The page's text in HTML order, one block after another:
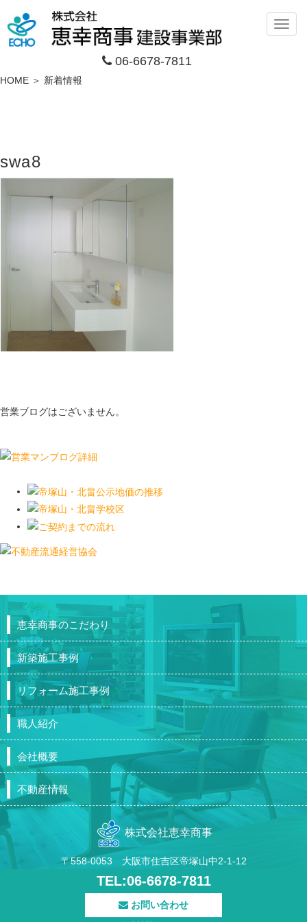
06-6678-7811
メ
HOME ＞ 新着情報
swa8
営業ブログはございません。
恵幸商事のこだわり
新築施工事例
リフォーム施工事例
職人紹介
会社概要
不動産情報
株式会社恵幸商事
〒558-0053 大阪市住吉区帝塚山中2-1-12
TEL:06-6678-7811
お問い合わせ